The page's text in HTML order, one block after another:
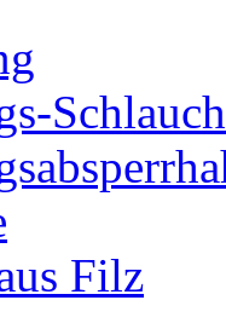
Filz